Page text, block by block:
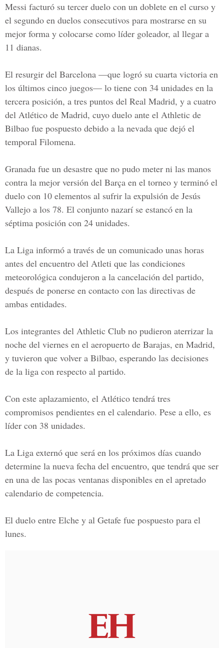
Messi facturó su tercer duelo con un doblete en el curso y
el segundo en duelos consecutivos para mostrarse en su
mejor forma y colocarse como líder goleador, al llegar a
11 dianas.
El resurgir del Barcelona —que logró su cuarta victoria en
los últimos cinco juegos— lo tiene con 34 unidades en la
tercera posición, a tres puntos del Real Madrid, y a cuatro
del Atlético de Madrid, cuyo duelo ante el Athletic de
Bilbao fue pospuesto debido a la nevada que dejó el
temporal Filomena.
Granada fue un desastre que no pudo meter ni las manos
contra la mejor versión del Barça en el torneo y terminó el
duelo con 10 elementos al sufrir la expulsión de Jesús
Vallejo a los 78. El conjunto nazarí se estancó en la
séptima posición con 24 unidades.
La Liga informó a través de un comunicado unas horas
antes del encuentro del Atleti que las condiciones
meteorológica condujeron a la cancelación del partido,
después de ponerse en contacto con las directivas de
ambas entidades.
Los integrantes del Athletic Club no pudieron aterrizar la
noche del viernes en el aeropuerto de Barajas, en Madrid,
y tuvieron que volver a Bilbao, esperando las decisiones
de la liga con respecto al partido.
Con este aplazamiento, el Atlético tendrá tres
compromisos pendientes en el calendario. Pese a ello, es
líder con 38 unidades.
La Liga externó que será en los próximos días cuando
determine la nueva fecha del encuentro, que tendrá que ser
en una de las pocas ventanas disponibles en el apretado
calendario de competencia.
El duelo entre Elche y al Getafe fue pospuesto para el
lunes.